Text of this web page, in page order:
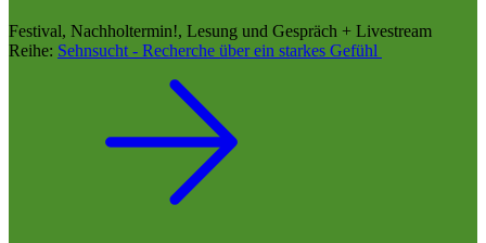
Festival, Nachholtermin!, Lesung und Gespräch + Livestream
Reihe: Sehnsucht - Recherche über ein starkes Gefühl